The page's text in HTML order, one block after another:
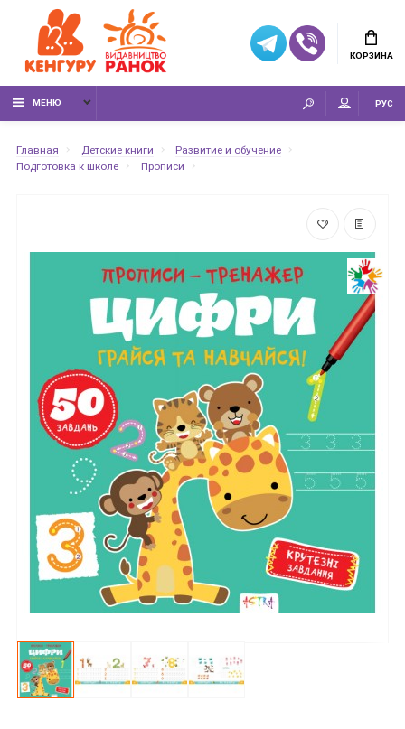
КОРЗИНА
МЕНЮ РУС
Главная Детские книги
Развитие и обучение
Подготовка к школе
Прописи